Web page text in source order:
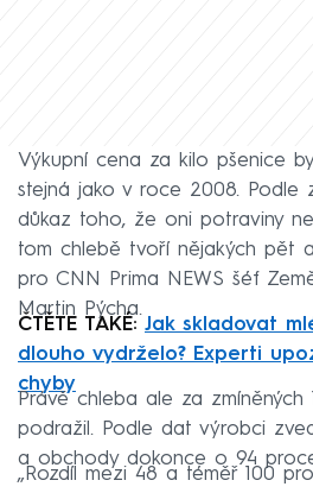
Výkupní cena za kilo pšenice
stejná jako v roce 2008. Podle
důkaz toho, že oni potraviny
tom chlebě tvoří nějakých pět
pro CNN Prima NEWS šéf
Martin Pýcha.
ČTĚTE TAKÉ: Jak skladovat
dlouho vydrželo? Experti
chyby
Právě chleba ale za zmíněných
podražil. Podle dat výrobci
a obchody dokonce o 94
„Rozdíl mezi 48 a téměř 100